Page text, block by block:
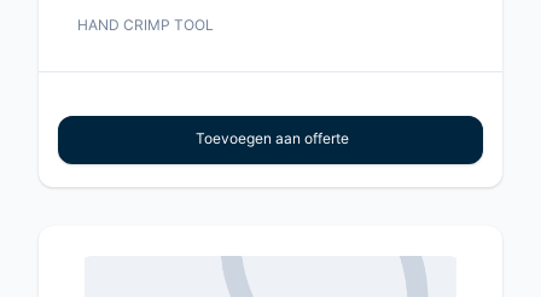
HAND CRIMP TOOL
Toevoegen aan offerte